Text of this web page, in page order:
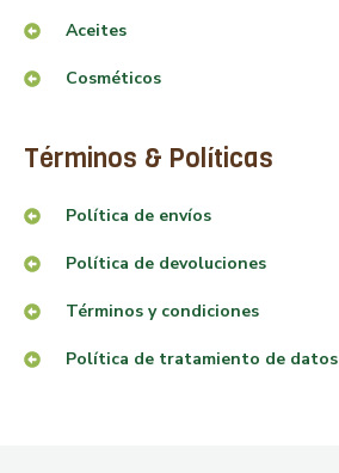
Aceites
Cosméticos
Términos & Políticas
Política de envíos
Política de devoluciones
Términos y condiciones
Política de tratamiento de datos